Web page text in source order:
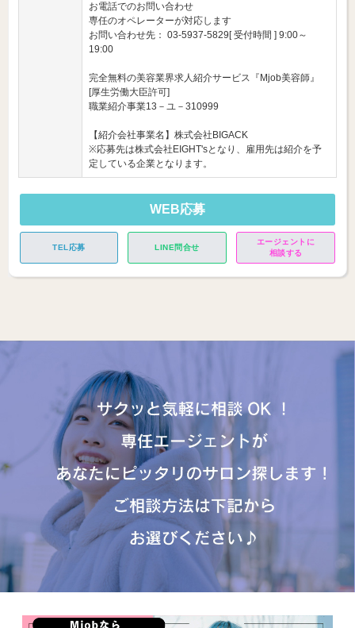
お電話でのお問い合わせ
専任のオペレーターが対応します
お問い合わせ先： 03-5937-5829[ 受付時間 ] 9:00～
19:00
完全無料の美容業界求人紹介サービス『Mjob美容師』
[厚生労働大臣許可]
職業紹介事業13－ユ－310999
【紹介会社事業名】株式会社BIGACK
※応募先は株式会社EIGHT'sとなり、雇用先は紹介を予
定している企業となります。
WEB応募
TEL応募 LINE問合せ
エージェントに
相談する